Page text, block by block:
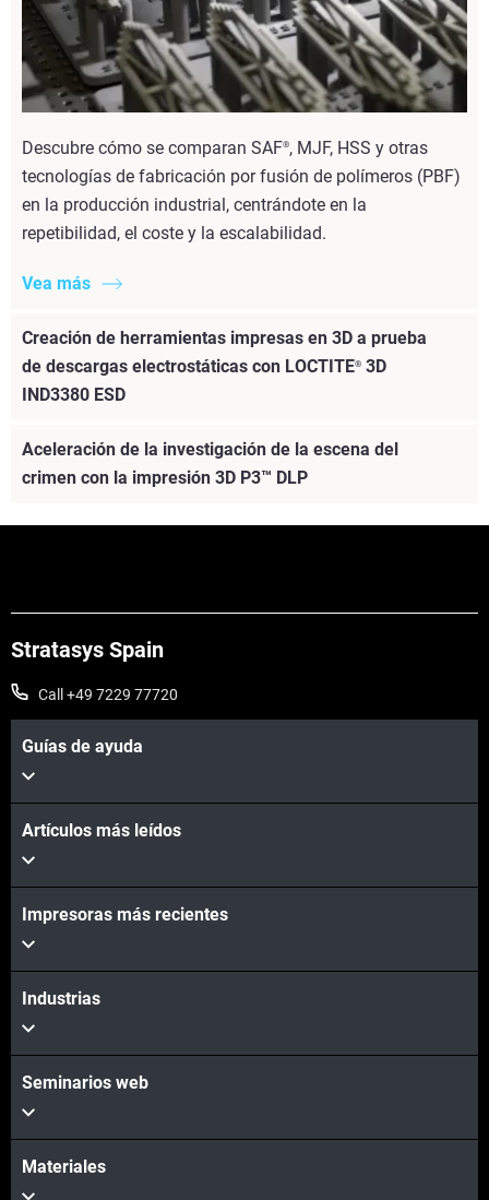
Descubre cómo se comparan SAF®, MJF, HSS y otras
tecnologías de fabricación por fusión de polímeros (PBF)
en la producción industrial, centrándote en la
repetibilidad, el coste y la escalabilidad.
Vea más
Creación de herramientas impresas en 3D a prueba
de descargas electrostáticas con LOCTITE® 3D
IND3380 ESD
Aceleración de la investigación de la escena del
crimen con la impresión 3D P3™ DLP
Vea más
Stratasys Spain
Call +49 7229 77720
Guías de ayuda
Artículos más leídos
Impresoras más recientes
Industrias
Seminarios web
Materiales